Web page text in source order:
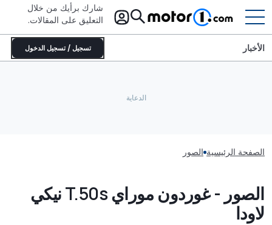
شارك برأيك من خلال
التعليق على المقالات.
تسجيل / تسجيل الدخول الأخبار
الصفحة الرئيسية الصور
الصور - غوردون موراي T.50s نيكي
لاودا